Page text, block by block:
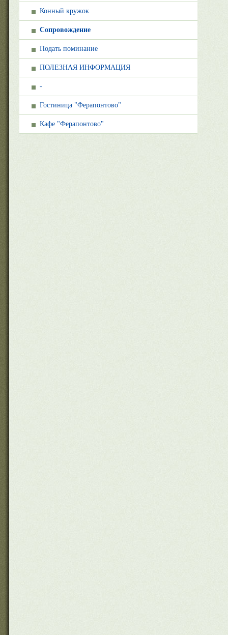
Конный кружок
Сопровождение
Подать поминание
ПОЛЕЗНАЯ ИНФОРМАЦИЯ
-
Гостиница "Ферапонтово"
Кафе "Ферапонтово"